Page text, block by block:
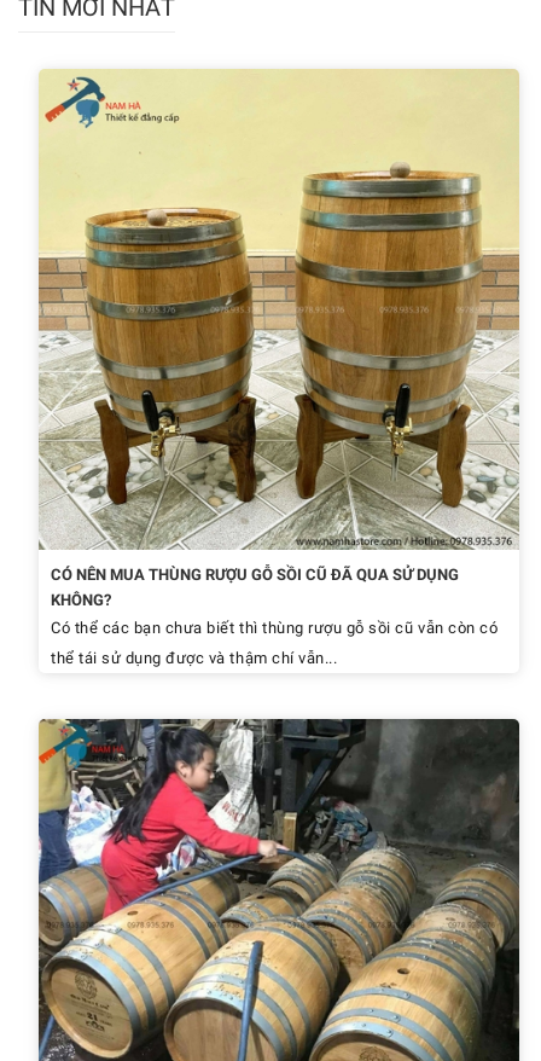
TIN MỚI NHẤT
CÓ NÊN MUA THÙNG RƯỢU GỖ SỒI CŨ ĐÃ QUA SỬ DỤNG
KHÔNG?
Có thể các bạn chưa biết thì thùng rượu gỗ sồi cũ vẫn còn có
thể tái sử dụng được và thậm chí vẫn...